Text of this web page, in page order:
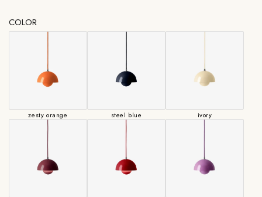
はお問い合わせください。
シェードの色によりコード色は異なります。（黒または白、または
半透明のコードでのお届けとなります。）
ペンダントランプは全長1800mmで納品されます。コードの長さ調
調整が必要な場合は、加工料が発生します。
以下【Cable Length select】より天井～照明下端の長さの範囲を選択
詳細の長さに関しては、ご購入後にお打ち合わせとなります。
加工上、出来上がり寸法には＋－2cmの差が生じることもございま
すので、ご了承下さい。
COLOR
zesty orange steel blue ivory